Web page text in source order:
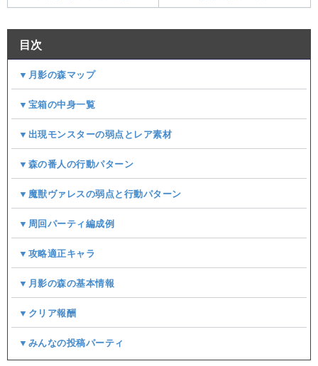
目次
▼月影の森マップ
▼宝箱の中身一覧
▼出現モンスターの弱点とレア素材
▼森の番人の行動パターン
▼魔獣ヴァレスの弱点と行動パターン
▼周回パーティ編成例
▼攻略適正キャラ
▼月影の森の基本情報
▼クリア報酬
▼みんなの投稿パーティ